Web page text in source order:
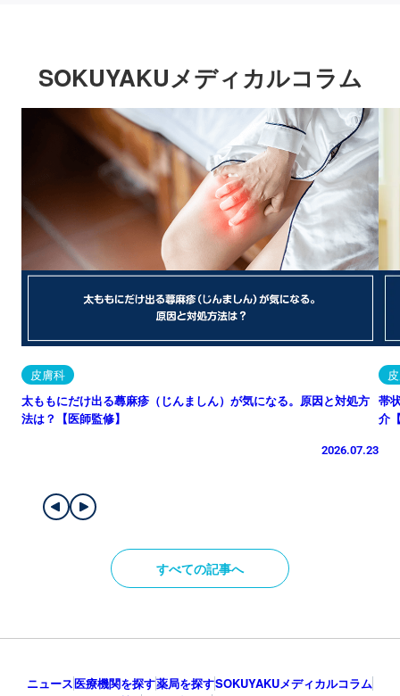
SOKUYAKUメディカルコラム
皮膚科
太ももにだけ出る蕁麻疹（じんましん）が気になる。原因と対処方
法は？【医師監修】
2026.07.23
帯
介
すべての記事へ
ニュース医療機関を探す薬局を探すSOKUYAKUメディカルコラム